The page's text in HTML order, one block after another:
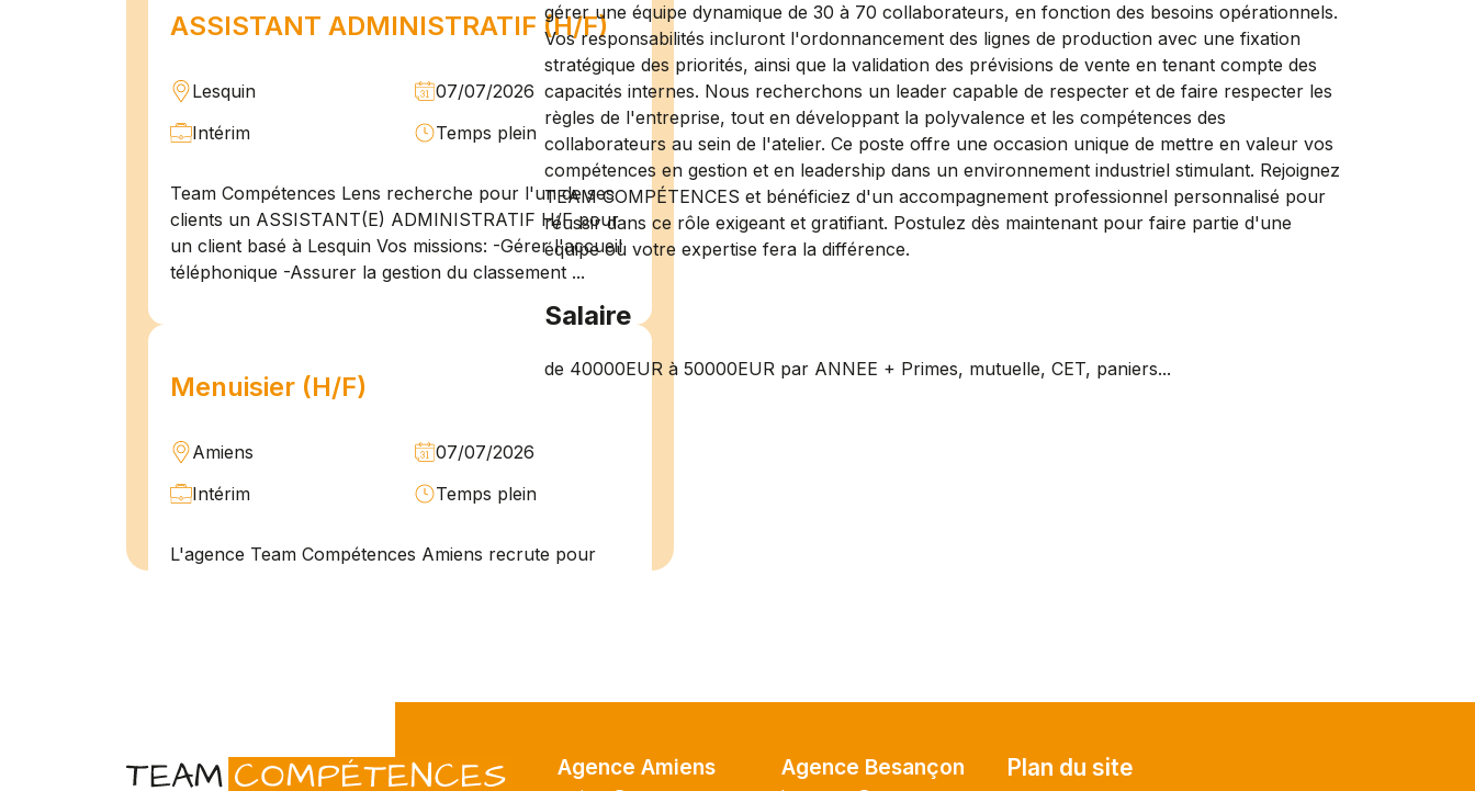
ASSISTANT ADMINISTRATIF (H/F)
Lesquin
07/07/2026
Intérim
Temps plein
Team Compétences Lens recherche pour l'un de ses
clients un ASSISTANT(E) ADMINISTRATIF H/F pour
un client basé à Lesquin Vos missions: -Gérer l'accueil
téléphonique -Assurer la gestion du classement ...
Menuisier (H/F)
Amiens
07/07/2026
Intérim
Temps plein
L'agence Team Compétences Amiens recrute pour
gérer une équipe dynamique de 30 à 70 collaborateurs, en fonction des besoins opérationnels.
Vos responsabilités incluront l'ordonnancement des lignes de production avec une fixation
stratégique des priorités, ainsi que la validation des prévisions de vente en tenant compte des
capacités internes. Nous recherchons un leader capable de respecter et de faire respecter les
règles de l'entreprise, tout en développant la polyvalence et les compétences des
collaborateurs au sein de l'atelier. Ce poste offre une occasion unique de mettre en valeur vos
compétences en gestion et en leadership dans un environnement industriel stimulant. Rejoignez
TEAM COMPÉTENCES et bénéficiez d'un accompagnement professionnel personnalisé pour
réussir dans ce rôle exigeant et gratifiant. Postulez dès maintenant pour faire partie d'une
équipe où votre expertise fera la différence.
Salaire
de 40000EUR à 50000EUR par ANNEE + Primes, mutuelle, CET, paniers...
Agence Amiens Agence Besançon Plan du site